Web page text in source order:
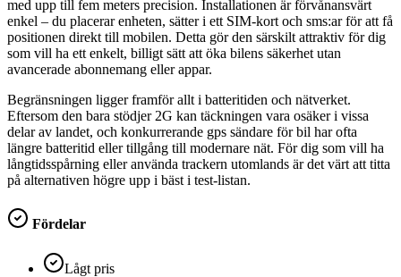
med upp till fem meters precision. Installationen är förvånansvärt
enkel – du placerar enheten, sätter i ett SIM-kort och sms:ar för att få
positionen direkt till mobilen. Detta gör den särskilt attraktiv för dig
som vill ha ett enkelt, billigt sätt att öka bilens säkerhet utan
avancerade abonnemang eller appar.
Begränsningen ligger framför allt i batteritiden och nätverket.
Eftersom den bara stödjer 2G kan täckningen vara osäker i vissa
delar av landet, och konkurrerande gps sändare för bil har ofta
längre batteritid eller tillgång till modernare nät. För dig som vill ha
långtidsspårning eller använda trackern utomlands är det värt att titta
på alternativen högre upp i bäst i test-listan.
Fördelar
Lågt pris